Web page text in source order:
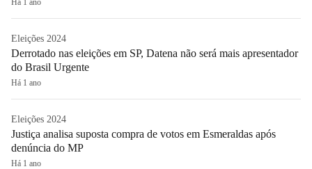
Há 1 ano
Eleições 2024
Derrotado nas eleições em SP, Datena não será mais apresentador
do Brasil Urgente
Há 1 ano
Eleições 2024
Justiça analisa suposta compra de votos em Esmeraldas após
denúncia do MP
Há 1 ano